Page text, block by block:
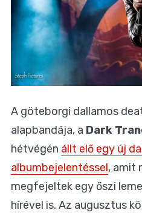
A göteborgi dallamos
alapbandája, a Dark
hétvégén állt elő egy új
albumbejelentéssel, amit
megfejeltek egy őszi
hírével is. Az augusztus